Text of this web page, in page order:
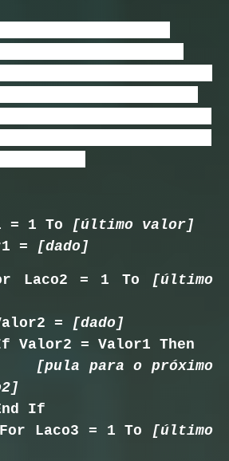
1 To [último valor]
= [dado]
= 1 To [último
= [dado]
= Valor1 Then
[pula para o próximo
If
= 1 To [último